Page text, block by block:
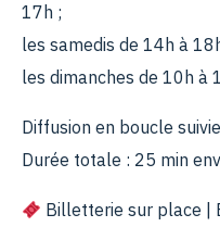
17h ;
les samedis de 14h à
les dimanches de 10h à
Diffusion en boucle
Durée totale : 25 min
Billetterie sur place |